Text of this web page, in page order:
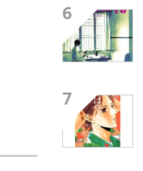
6
7